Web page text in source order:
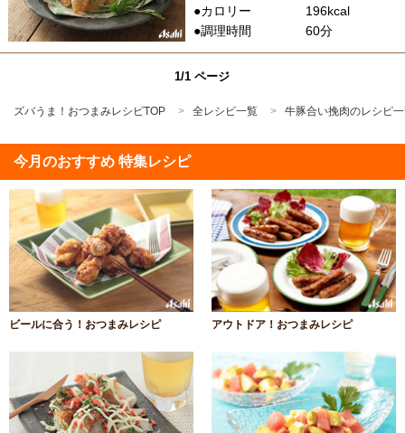
●カロリー
196kcal
●調理時間
60分
1/1 ページ
ズバうま！おつまみレシピTOP 全レシピ一覧 牛豚合い挽肉のレシピ
今月のおすすめ 特集レシピ
ビールに合う！おつまみレシピ アウトドア！おつまみレシピ